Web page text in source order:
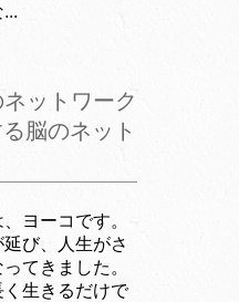
ットワーク
脳のネット
ヨーコです。
び、人生がさ
てきました。
く生きるだけで